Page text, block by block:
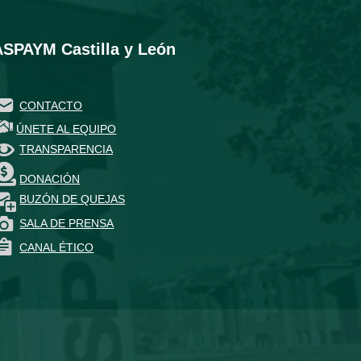
Castilla y León
CONTACTO
ÚNETE AL EQUIPO
TRANSPARENCIA
DONACIÓN
BUZÓN DE QUEJAS
SALA DE PRENSA
CANAL ÉTICO